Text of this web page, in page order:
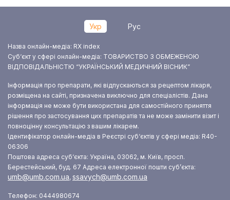
Укр Рус
Назва онлайн-медіа: RX index
Суб‘єкт у сфері онлайн-медіа: ТОВАРИСТВО З ОБМЕЖЕНОЮ
ВІДПОВІДАЛЬНІСТЮ “УКРАЇНСЬКИЙ МЕДИЧНИЙ ВІСНИК”
Інформація про препарати, які відпускаються за рецептом лікаря,
розміщена на сайті, призначена виключно для спеціалістів. Дана
інформація не може бути використана для самостійного приняття
рішення про застосування цих препаратів та не може замінити візит і
повноцінну консультацію з вашим лікарем.
Ідентифікатор онлайн-медіа в Реєстрі суб‘єктів у сфері медіа: R40-
06306
Поштова адреса суб‘єкта: Україна, 03062, м. Київ, просп.
Берестейський, буд. 67 Адреса електронної пошти суб’єкта:
umb@umb.com.ua, ssavych@umb.com.ua
Телефон: 0444980674